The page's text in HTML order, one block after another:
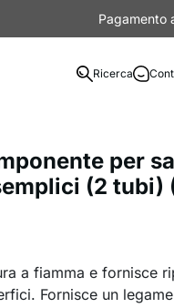
Pagamento
Ricerca
per
(2 tubi)
a fiamma e fornisce
Fornisce un legame